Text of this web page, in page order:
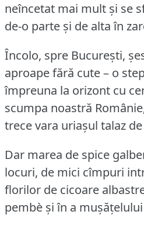
neîncetat mai mult și se
de-o parte și de alta în
Încolo, spre București,
aproape fără cute – o
împreuna la orizont cu
scumpa noastră
trece vara uriașul talaz de
Dar marea de spice
locuri, de mici cîmpuri
florilor de cicoare
pembè și în a